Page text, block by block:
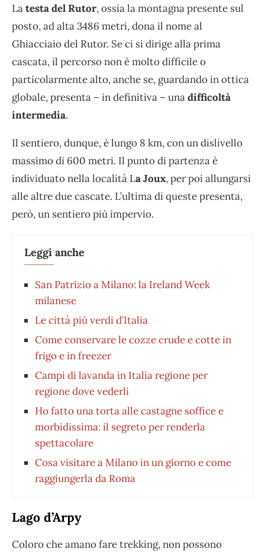
Latesta del Rutor, ossia la montagna presente sul
posto, ad alta 3486 metri, dona il nome al
Ghiacciaio del Rutor. Se ci si dirige alla prima
cascata, il percorso non è molto difficile o
particolarmente alto, anche se, guardando in ottica
globale, presenta – in definitiva – unadifficoltà
intermedia.
Il sentiero, dunque, è lungo 8 km, con un dislivello
massimo di 600 metri. Il punto di partenza è
individuato nella località La Joux, per poi allungarsi
alle altre due cascate. L’ultima di queste presenta,
però, un sentiero più impervio.
Leggi anche
San Patrizio a Milano: la Ireland Week
milanese
Le città più verdi d’Italia
Come conservare le cozze crude e cotte in
frigo e in freezer
Campi di lavanda in Italia regione per
regione dove vederli
Ho fatto una torta alle castagne soffice e
morbidissima: il segreto per renderla
spettacolare
Cosa visitare a Milano in un giorno e come
raggiungerla da Roma
Lago d’Arpy
Coloro che amano fare trekking, non possono